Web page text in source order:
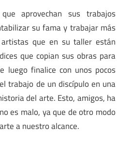
aprovechan sus trabajos
su fama y trabajar más
que en su taller están
que copian sus obras para
luego finalice con unos pocos
trabajo de un discípulo en una
del arte. Esto, amigos, ha
es malo, ya que de otro modo
a nuestro alcance.